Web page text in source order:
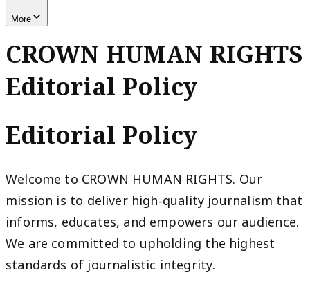
More
CROWN HUMAN RIGHTS
Editorial Policy
Editorial Policy
Welcome to CROWN HUMAN RIGHTS. Our
mission is to deliver high-quality journalism that
informs, educates, and empowers our audience.
We are committed to upholding the highest
standards of journalistic integrity.